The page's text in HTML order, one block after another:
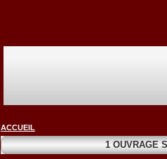
ACCUEIL
1 OUVRAGE